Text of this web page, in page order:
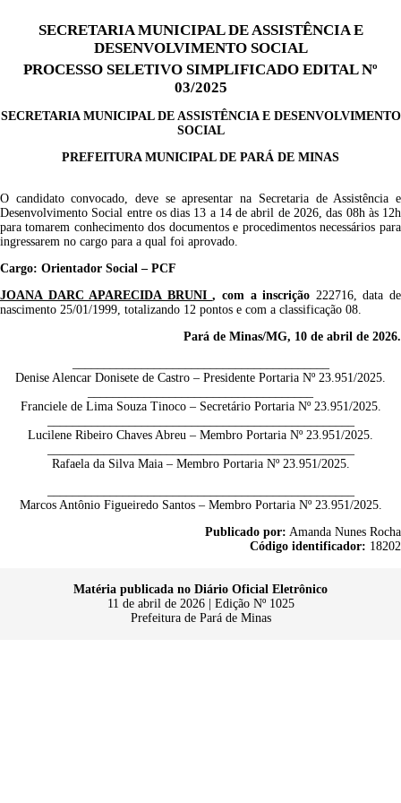
SECRETARIA MUNICIPAL DE ASSISTÊNCIA E
DESENVOLVIMENTO SOCIAL
PROCESSO SELETIVO SIMPLIFICADO EDITAL Nº
03/2025
SECRETARIA MUNICIPAL DE ASSISTÊNCIA E DESENVOLVIMENTO
SOCIAL
PREFEITURA MUNICIPAL DE PARÁ DE MINAS
O candidato convocado, deve se apresentarna Secretaria de Assistência e
Desenvolvimento Social entre os dias 13 a 14deabril de 2026, das 08h às 12h
para tomarem conhecimento dos documentos e procedimentos necessários para
ingressarem no cargo para a qual foi aprovado.
Cargo: Orientador Social – PCF
JOANA DARC APARECIDA BRUNI, com a inscrição 222716, data de
nascimento 25/01/1999, totalizando 12 pontos e com a classificação 08.
Pará de Minas/MG, 10 de abril de 2026.
Denise Alencar Donisete de Castro – Presidente Portaria Nº 23.951/2025.
Franciele de Lima Souza Tinoco – Secretário Portaria Nº 23.951/2025.
Lucilene Ribeiro Chaves Abreu – Membro Portaria Nº 23.951/2025.
Rafaela da Silva Maia – Membro Portaria Nº 23.951/2025.
Marcos Antônio Figueiredo Santos – Membro Portaria Nº 23.951/2025.
Publicado por: Amanda Nunes Rocha
Código identificador: 18202
Matéria publicada no Diário Oficial Eletrônico
11 de abril de 2026 | Edição Nº 1025
Prefeitura de Pará de Minas